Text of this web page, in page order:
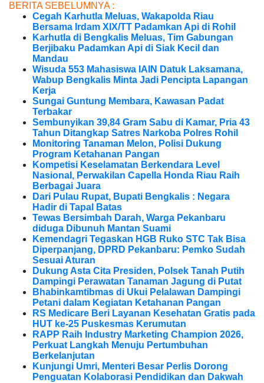
BERITA SEBELUMNYA :
Cegah Karhutla Meluas, Wakapolda Riau
Bersama Irdam XIX/TT Padamkan Api di Rohil
Karhutla di Bengkalis Meluas, Tim Gabungan
Berjibaku Padamkan Api di Siak Kecil dan
Mandau
Wisuda 553 Mahasiswa IAIN Datuk Laksamana,
Wabup Bengkalis Minta Jadi Pencipta Lapangan
Kerja
Sungai Guntung Membara, Kawasan Padat
Terbakar
Sembunyikan 39,84 Gram Sabu di Kamar, Pria 43
Tahun Ditangkap Satres Narkoba Polres Rohil
Monitoring Tanaman Melon, Polisi Dukung
Program Ketahanan Pangan
Kompetisi Keselamatan Berkendara Level
Nasional, Perwakilan Capella Honda Riau Raih
Berbagai Juara
Dari Pulau Rupat, Bupati Bengkalis : Negara
Hadir di Tapal Batas
Tewas Bersimbah Darah, Warga Pekanbaru
diduga Dibunuh Mantan Suami
Kemendagri Tegaskan HGB Ruko STC Tak Bisa
Diperpanjang, DPRD Pekanbaru: Pemko Sudah
Sesuai Aturan
Dukung Asta Cita Presiden, Polsek Tanah Putih
Dampingi Perawatan Tanaman Jagung di Putat
Bhabinkamtibmas di Ukui Pelalawan Dampingi
Petani dalam Kegiatan Ketahanan Pangan
RS Medicare Beri Layanan Kesehatan Gratis pada
HUT ke-25 Puskesmas Kerumutan
RAPP Raih Industry Marketing Champion 2026,
Perkuat Langkah Menuju Pertumbuhan
Berkelanjutan
Kunjungi Umri, Menteri Besar Perlis Dorong
Penguatan Kolaborasi Pendidikan dan Dakwah